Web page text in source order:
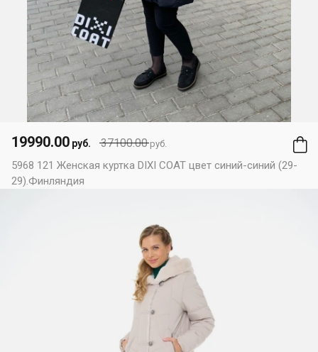
37100.00руб.
19990.00 руб.
5968 121 Женская куртка DIXI COAT цвет синий-синий (29-
29).Финляндия